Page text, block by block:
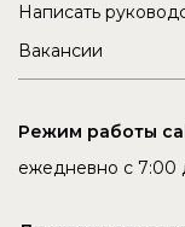
Написать
Вакансии
Режим работы
ежедневно с 7:00